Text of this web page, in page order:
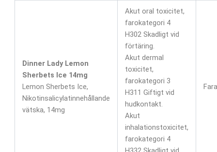
Dinner Lady Lemon
Sherbets Ice 14mg
Lemon Sherbets Ice,
Nikotinsalicylatinnehållande
vätska, 14mg
Akut oral toxicitet,
farokategori 4
H302 Skadligt vid
förtäring.
Akut dermal
toxicitet,
farokategori 3
H311 Giftigt vid
hudkontakt.
Akut
inhalationstoxicitet,
farokategori 4
Fara